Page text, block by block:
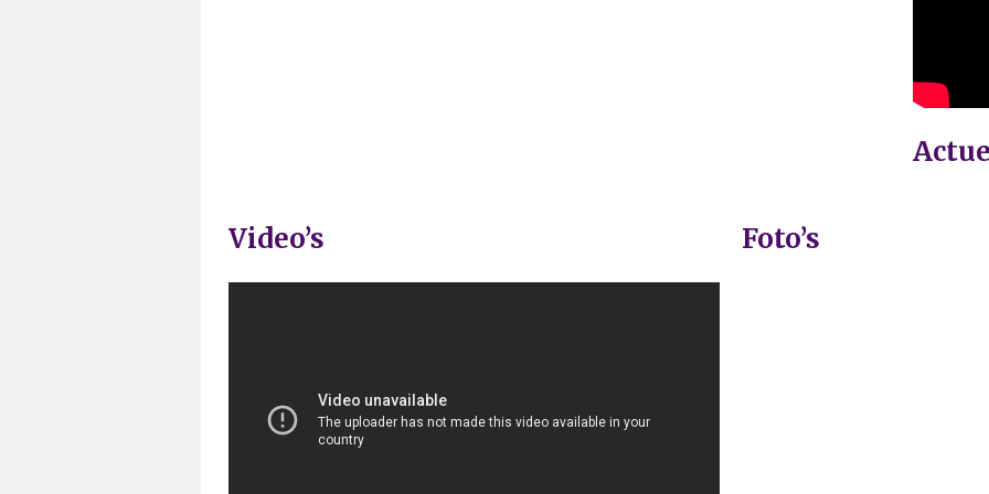
Video’s Foto’s